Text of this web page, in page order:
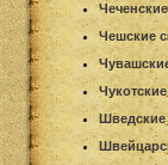
Чешские
Чукотские
Шведские